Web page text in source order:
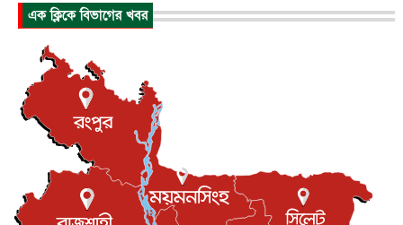
পাকিস্তান-তুরস্কের সঙ্গে প্রতিরক্ষা চুক্তি সৌদি আরবকে কতটা ন...
যুক্তরাজ্যে গ্রুমিং কেলেঙ্কারি : পাকিস্তানির অপরাধে অস্বস্তি...
আন্তর্জাতিক
বিরোধ কাটিয়ে কূটনৈতিক সম্পর্ক পুনঃস্থাপন করছে মেক্সিকো ও
আন্তর্জাতিক
এবার ওটিটিতে মুক্তি পেল ‘মালিক’
বিনোদন ৮ আগস্ট, ২০২৬
এক ক্লিকে বিভাগের খবর